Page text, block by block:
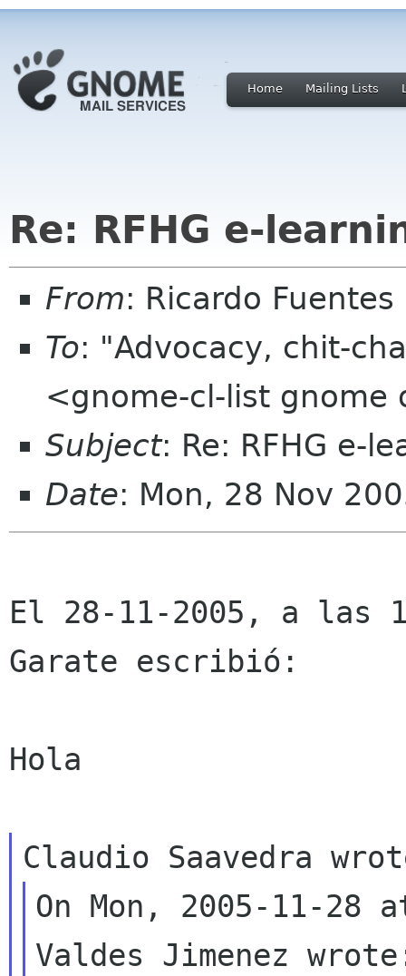
Home Mailing Lists
Re: RFHG e-
From: Ricardo
To: "Advocacy, chit-
<gnome-cl-list gnome
Subject: Re: RFHG e-
Date: Mon, 28 Nov
El 28-11-2005, a las
Garate escribió:
Hola
On Mon, 2005-11-